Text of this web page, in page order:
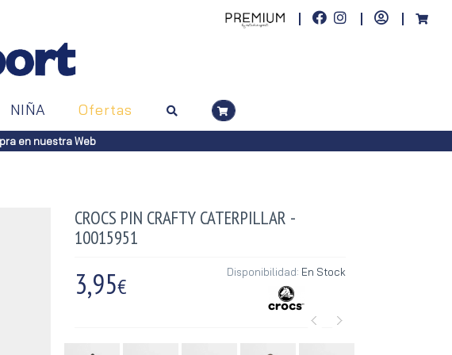
NIÑA Ofertas
en nuestra Web
CROCS PIN CRAFTY CATERPILLAR -
10015951
3,95€
Disponibilidad: En Stock